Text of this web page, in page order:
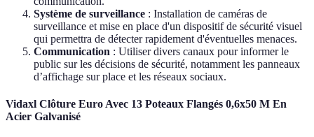
Système de surveillance : Installation de caméras de
surveillance et mise en place d'un dispositif de sécurité visuel
qui permettra de détecter rapidement d'éventuelles menaces.
Communication : Utiliser divers canaux pour informer le
public sur les décisions de sécurité, notamment les panneaux
d’affichage sur place et les réseaux sociaux.
Vidaxl Clôture Euro Avec 13 Poteaux Flangés 0,6x50 M En
Acier Galvanisé